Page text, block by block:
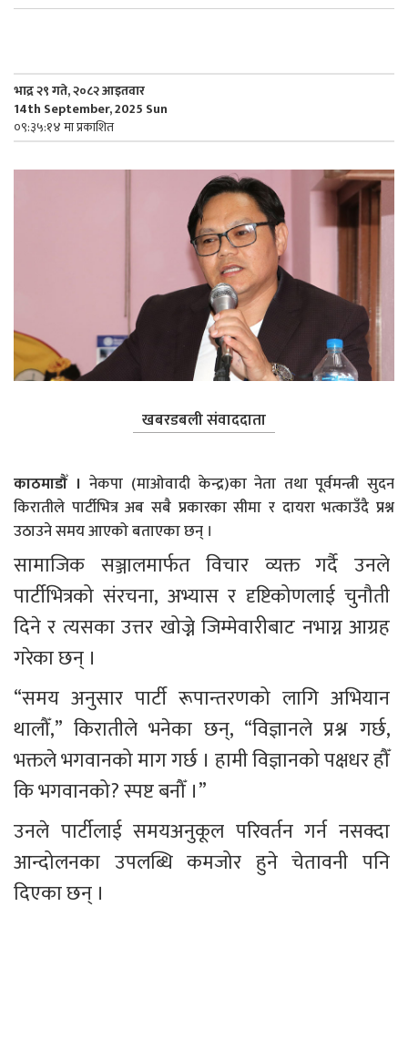
भाद्र २९ गते, २०८२ आइतवार
14th September, 2025 Sun
०९:३५:१४ मा प्रकाशित
खबरडबली संवाददाता
काठमाडौँ ।नेकपा (माओवादी केन्द्र)का नेता तथा पूर्वमन्त्री सुदन
किरातीले पार्टीभित्र अब सबै प्रकारका सीमा र दायरा भत्काउँदै प्रश्न
उठाउने समय आएको बताएका छन् ।
सामाजिक सञ्जालमार्फत विचार व्यक्त गर्दै उनले
पार्टीभित्रको संरचना, अभ्यास र दृष्टिकोणलाई चुनौती
दिने र त्यसका उत्तर खोज्ने जिम्मेवारीबाट नभाग्न आग्रह
गरेका छन् ।
“समय अनुसार पार्टी रूपान्तरणको लागि अभियान
थालौँ,” किरातीले भनेका छन्, “विज्ञानले प्रश्न गर्छ,
भक्तले भगवानको माग गर्छ । हामी विज्ञानको पक्षधर हौँ
कि भगवानको? स्पष्ट बनौँ ।”
उनले पार्टीलाई समयअनुकूल परिवर्तन गर्न नसक्दा
आन्दोलनका उपलब्धि कमजोर हुने चेतावनी पनि
दिएका छन् ।